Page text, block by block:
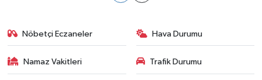
Nöbetçi Eczaneler Hava Durumu
Namaz Vakitleri Trafik Durumu